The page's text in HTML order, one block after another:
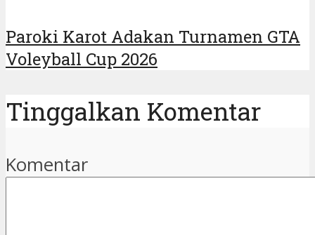
Paroki Karot Adakan Turnamen GTA
Voleyball Cup 2026
Tinggalkan Komentar
Komentar